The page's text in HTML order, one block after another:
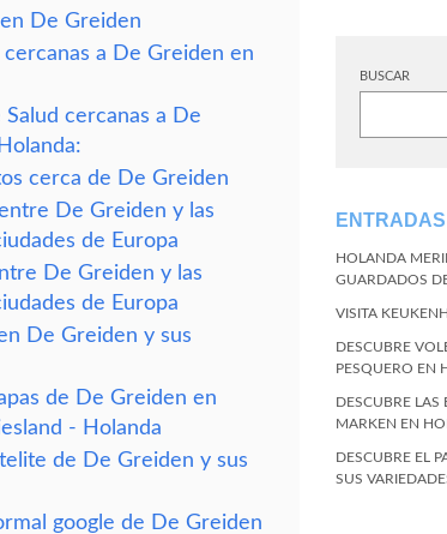
De Greiden
cercanas a De Greiden en
Salud cercanas a De
cerca de De Greiden
De Greiden y las
de Europa
De Greiden y las
de Europa
De Greiden y sus
de De Greiden en
- Holanda
de De Greiden y sus
google de De Greiden
BUSCAR
HOLANDA
GUARDADOS
VISITA
DESCUBRE
PESQUERO EN
DESCUBRE LAS
MARKEN EN
DESCUBRE EL
SUS